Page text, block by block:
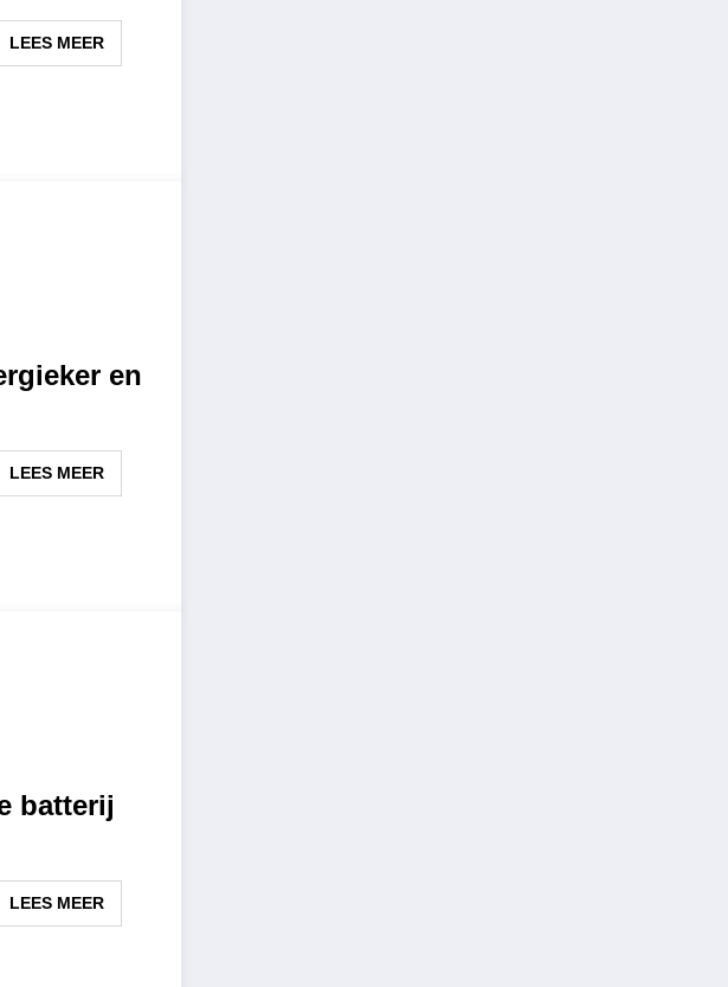
in
LEES MEER
en
LEES MEER
batterij
LEES MEER